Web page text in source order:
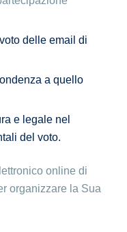
delle email di
a quello
e legale nel
del voto.
online di
organizzare la Sua